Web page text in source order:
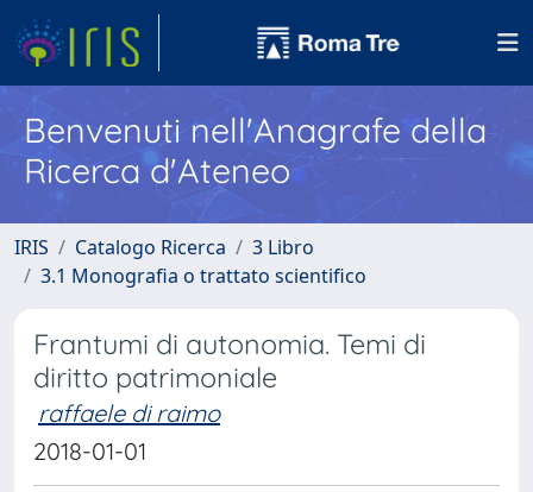
Benvenuti nell'Anagrafe della
Ricerca d'Ateneo
IRIS Catalogo Ricerca
3 Libro
3.1 Monografia o trattato scientifico
Frantumi di autonomia. Temi di
diritto patrimoniale
raffaele di raimo
2018-01-01